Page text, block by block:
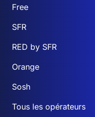
Free
SFR
RED by SFR
Orange
Sosh
Tous les opérateurs